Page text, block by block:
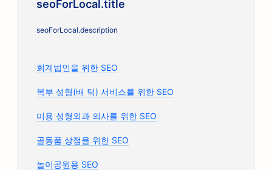
seoForLocal.title
seoForLocal.description
회계법인을 위한 SEO
복부 성형(배 턱) 서비스를 위한 SEO
미용 성형외과 의사를 위한 SEO
골동품 상점을 위한 SEO
놀이공원용 SEO